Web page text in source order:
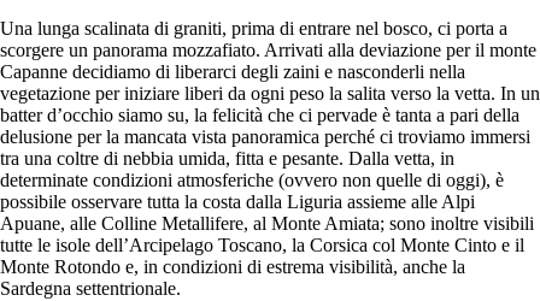
Una lunga scalinata di graniti, prima di entrare nel bosco, ci porta a
scorgere un panorama mozzafiato. Arrivati alla deviazione per il monte
Capanne decidiamo di liberarci degli zaini e nasconderli nella
vegetazione per iniziare liberi da ogni peso la salita verso la vetta. In un
batter d’occhio siamo su, la felicità che ci pervade è tanta a pari della
delusione per la mancata vista panoramica perché ci troviamo immersi
tra una coltre di nebbia umida, fitta e pesante. Dalla vetta, in
determinate condizioni atmosferiche (ovvero non quelle di oggi), è
possibile osservare tutta la costa dalla Liguria assieme alle Alpi
Apuane, alle Colline Metallifere, al Monte Amiata; sono inoltre visibili
tutte le isole dell’Arcipelago Toscano, la Corsica col Monte Cinto e il
Monte Rotondo e, in condizioni di estrema visibilità, anche la
Sardegna settentrionale.